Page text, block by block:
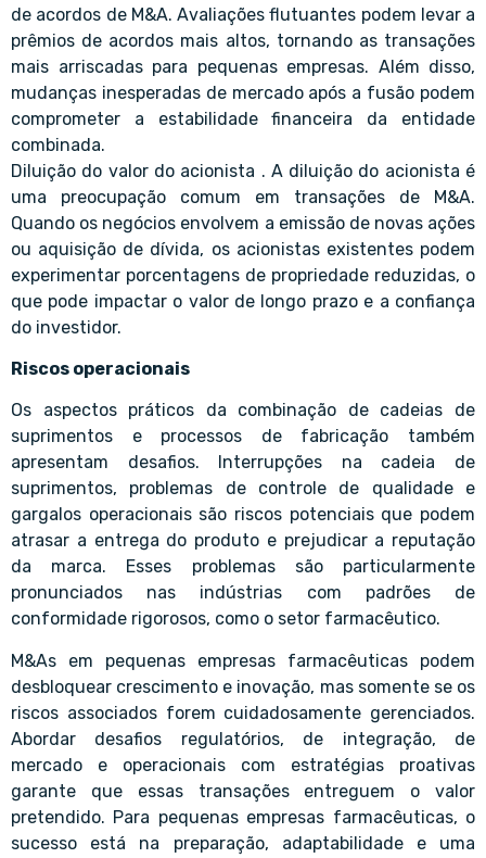
de acordos de M&A. Avaliações flutuantes podem levar a
prêmios de acordos mais altos, tornando as transações
mais arriscadas para pequenas empresas. Além disso,
mudanças inesperadas de mercado após a fusão podem
comprometer a estabilidade financeira da entidade
combinada.
Diluição do valor do acionista . A diluição do acionista é
uma preocupação comum em transações de M&A.
Quando os negócios envolvem a emissão de novas ações
ou aquisição de dívida, os acionistas existentes podem
experimentar porcentagens de propriedade reduzidas, o
que pode impactar o valor de longo prazo e a confiança
do investidor.
Riscos operacionais
Os aspectos práticos da combinação de cadeias de
suprimentos e processos de fabricação também
apresentam desafios. Interrupções na cadeia de
suprimentos, problemas de controle de qualidade e
gargalos operacionais são riscos potenciais que podem
atrasar a entrega do produto e prejudicar a reputação
da marca. Esses problemas são particularmente
pronunciados nas indústrias com padrões de
conformidade rigorosos, como o setor farmacêutico.
M&As em pequenas empresas farmacêuticas podem
desbloquear crescimento e inovação, mas somente se os
riscos associados forem cuidadosamente gerenciados.
Abordar desafios regulatórios, de integração, de
mercado e operacionais com estratégias proativas
garante que essas transações entreguem o valor
pretendido. Para pequenas empresas farmacêuticas, o
sucesso está na preparação, adaptabilidade e uma